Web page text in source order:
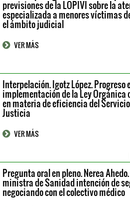
previsiones de la LOPIVI sobre la
especializada a menores víctimas
el ámbito judicial
VER MÁS
Interpelación. Igotz López. Progreso
implementación de la Ley Orgánica
en materia de eficiencia del
Justicia
VER MÁS
Pregunta oral en pleno. Nerea
ministra de Sanidad intención de
negociando con el colectivo médico